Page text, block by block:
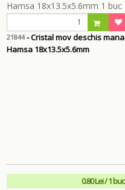
21844- Cristal mov deschis mana
Hamsa 18x13.5x5.6mm
0.80 Lei / 1 buc